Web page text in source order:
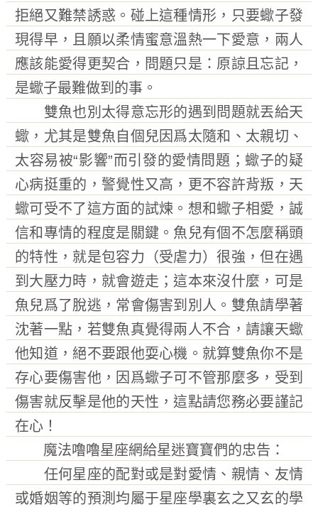
拒絕又難禁誘惑。碰上這種情形，只要蠍子發
現得早，且願以柔情蜜意溫熱一下愛意，兩人
應該能愛得更契合，問題只是：原諒且忘記，
是蠍子最難做到的事。
雙魚也別太得意忘形的遇到問題就丟給天
蠍，尤其是雙魚自個兒因爲太隨和、太親切、
太容易被“影響”而引發的愛情問題；蠍子的疑
心病挺重的，警覺性又高，更不容許背叛，天
蠍可受不了這方面的試煉。想和蠍子相愛，誠
信和專情的程度是關鍵。魚兒有個不怎麼稱頭
的特性，就是包容力（受虐力）很強，但在遇
到大壓力時，就會遊走；這本來沒什麼，可是
魚兒爲了脫逃，常會傷害到別人。雙魚請學著
沈著一點，若雙魚真覺得兩人不合，請讓天蠍
他知道，絕不要跟他耍心機。就算雙魚你不是
存心要傷害他，因爲蠍子可不管那麼多，受到
傷害就反擊是他的天性，這點請您務必要謹記
在心！
魔法噜噜星座網給星迷寶寶們的忠告：
任何星座的配對或是對愛情、親情、友情
或婚姻等的預測均屬于星座學裏玄之又玄的學